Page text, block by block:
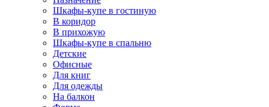
Шкафы-купе в гостиную
В коридор
В прихожую
Шкафы-купе в спальню
Детские
Офисные
Для книг
Для одежды
На балкон